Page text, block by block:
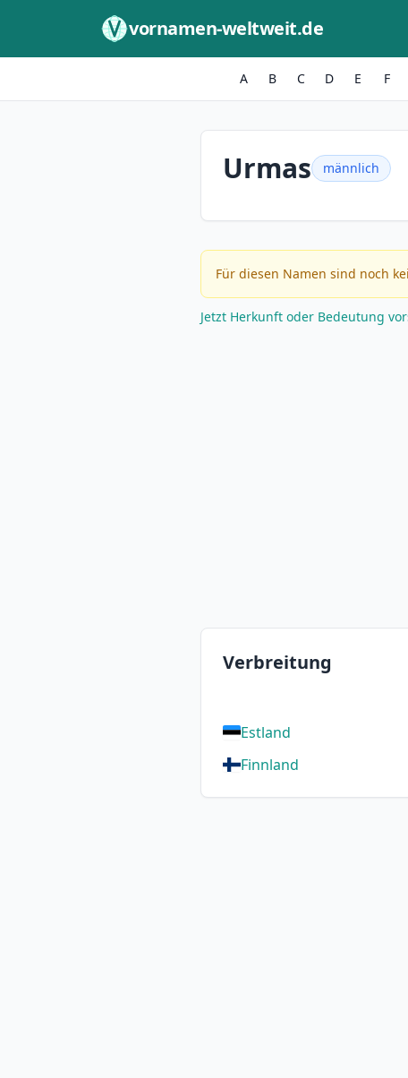
vornamen-weltweit.de
A B C D E F
Urmas männlich
Für diesen Namen sind noch
Jetzt Herkunft oder Bedeutung
Verbreitung
Estland
Finnland